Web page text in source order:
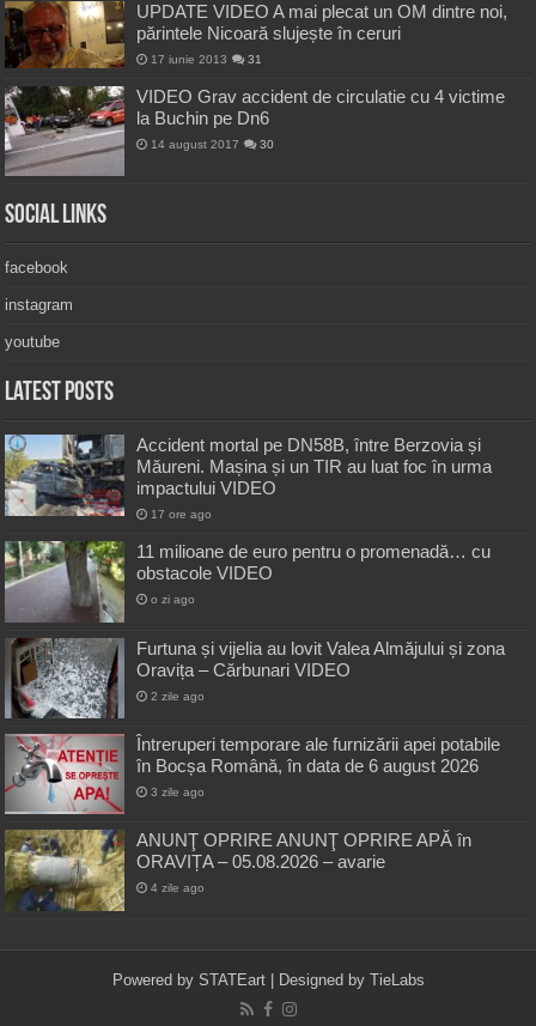
UPDATE VIDEO A mai plecat un OM dintre noi,
părintele Nicoară slujește în ceruri
17 iunie 2013 31
VIDEO Grav accident de circulatie cu 4 victime
la Buchin pe Dn6
14 august 2017 30
Social Links
facebook
instagram
youtube
Latest Posts
Accident mortal pe DN58B, între Berzovia și
Măureni. Mașina și un TIR au luat foc în urma
impactului VIDEO
17 ore ago
11 milioane de euro pentru o promenadă… cu
obstacole VIDEO
o zi ago
Furtuna și vijelia au lovit Valea Almăjului și zona
Oravița – Cărbunari VIDEO
2 zile ago
Întreruperi temporare ale furnizării apei potabile
în Bocșa Română, în data de 6 august 2026
3 zile ago
ANUNŢ OPRIRE ANUNŢ OPRIRE APĂ în
ORAVIȚA – 05.08.2026 – avarie
4 zile ago
Powered by STATEart| Designed by TieLabs